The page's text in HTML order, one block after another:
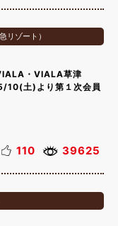
リゾート）
・VIALA草津
土)より第１次会員
110 39625